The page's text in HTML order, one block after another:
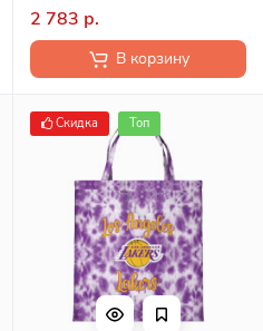
2 783 р.
В корзину
Скидка Топ